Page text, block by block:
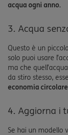
acqua ogni anno.
3. Acqua
Questo è un
solo puoi usare
ma che
da stiro stesso,
economia
4. Aggiorna i
Se hai un modello